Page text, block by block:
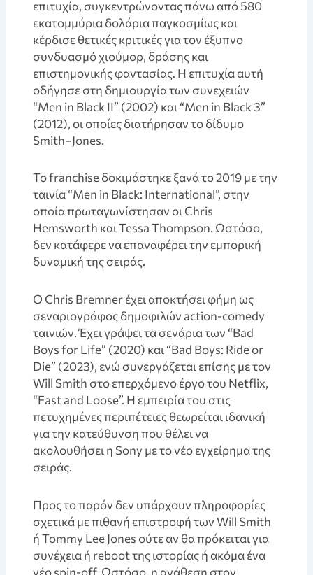
επιτυχία, συγκεντρώνοντας πάνω από 580
εκατομμύρια δολάρια παγκοσμίως και
κέρδισε θετικές κριτικές για τον έξυπνο
συνδυασμό χιούμορ, δράσης και
επιστημονικής φαντασίας. Η επιτυχία αυτή
οδήγησε στη δημιουργία των συνεχειών
“Men in Black II” (2002) και “Men in Black 3”
(2012), οι οποίες διατήρησαν το δίδυμο
Smith–Jones.
Το franchise δοκιμάστηκε ξανά το 2019 με την
ταινία “Men in Black: International”, στην
οποία πρωταγωνίστησαν οι Chris
Hemsworth και Tessa Thompson. Ωστόσο,
δεν κατάφερε να επαναφέρει την εμπορική
δυναμική της σειράς.
Ο Chris Bremner έχει αποκτήσει φήμη ως
σεναριογράφος δημοφιλών action-comedy
ταινιών. Έχει γράψει τα σενάρια των “Bad
Boys for Life” (2020) και “Bad Boys: Ride or
Die” (2023), ενώ συνεργάζεται επίσης με τον
Will Smith στο επερχόμενο έργο του Netflix,
“Fast and Loose”. Η εμπειρία του στις
πετυχημένες περιπέτειες θεωρείται ιδανική
για την κατεύθυνση που θέλει να
ακολουθήσει η Sony με το νέο εγχείρημα της
σειράς.
Προς το παρόν δεν υπάρχουν πληροφορίες
σχετικά με πιθανή επιστροφή των Will Smith
ή Tommy Lee Jones ούτε αν θα πρόκειται για
συνέχεια ή reboot της ιστορίας ή ακόμα ένα
νέο spin-off. Ωστόσο, η ανάθεση στον